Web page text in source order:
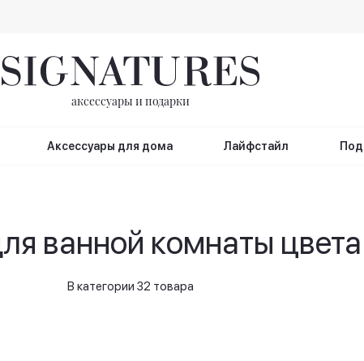
аксессуары и подарки
Аксессуары для дома Лайфстайл
ванной комнаты
В категории 32 товара